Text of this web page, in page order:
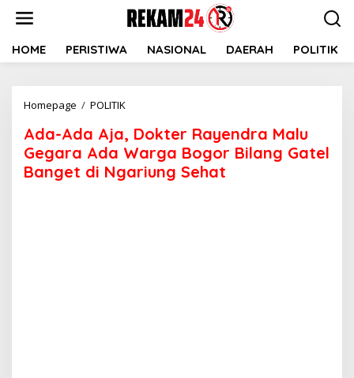
HOME PERISTIWA NASIONAL DAERAH POLITIK
Homepage / POLITIKAda-
Aja,
Dokter
Rayendra
Malu
Ada-Ada Aja, Dokter Rayendra Malu
Gegara Ada Warga Bogor Bilang Gatel
Banget di Ngariung Sehat